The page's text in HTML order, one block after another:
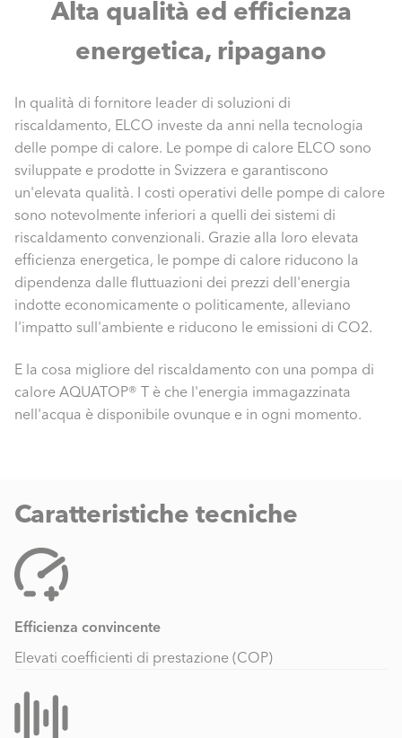
Alta qualità ed efficienza
energetica, ripagano
In qualità di fornitore leader di soluzioni di
riscaldamento, ELCO investe da anni nella tecnologia
delle pompe di calore. Le pompe di calore ELCO sono
sviluppate e prodotte in Svizzera e garantiscono
un'elevata qualità. I ​​costi operativi delle pompe di calore
sono notevolmente inferiori a quelli dei sistemi di
riscaldamento convenzionali. Grazie alla loro elevata
efficienza energetica, le pompe di calore riducono la
dipendenza dalle fluttuazioni dei prezzi dell'energia
indotte economicamente o politicamente, alleviano
l'impatto sull'ambiente e riducono le emissioni di CO2.
E la cosa migliore del riscaldamento con una pompa di
calore AQUATOP® T è che l'energia immagazzinata
nell'acqua è disponibile ovunque e in ogni momento.
Caratteristiche tecniche
Efficienza convincente
Elevati coefficienti di prestazione (COP)